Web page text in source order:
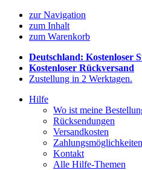
zur Navigation
zum Inhalt
zum Warenkorb
Deutschland: Kostenloser
Kostenloser Rückversand
Zustellung in 2 Werktagen.
Hilfe
Wo ist meine
Rücksendungen
Versandkosten
Zahlungsmöglichkeiten
Kontakt
Alle Hilfe-Themen